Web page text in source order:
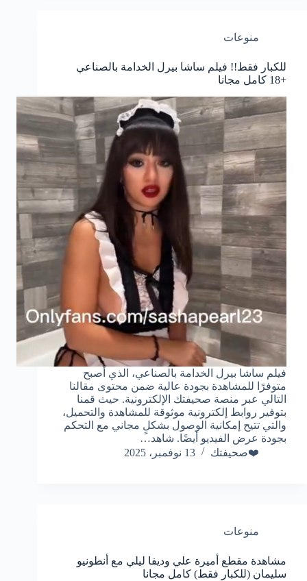
منوعات
للكبار فقط!! فيلم ساشا بيرل الخدامة بالصناعي
+18 كامل مجانا
فيلم ساشا بيرل الخدامة بالصناعي، الذي أصبح
متوفرًا للمشاهدة بجودة عالية ضمن محتوى مقالنا
التالي عبر منصة صحيفتك الإلكترونية. حيث قمنا
بتوفير روابط إلكترونية موثوقة للمشاهدة والتحميل،
والتي تتيح إمكانية الوصول بشكلٍ مجاني مع التحكم
بجودة عرض الفيديو أيضًا. شاهد…
❤️صحيفتك
13 نوفمبر، 2025
منوعات
مشاهدة مقطع أميرة علي وديفا ليلي مع أنطونيو
سليمان (للكبار فقط) كامل مجانا